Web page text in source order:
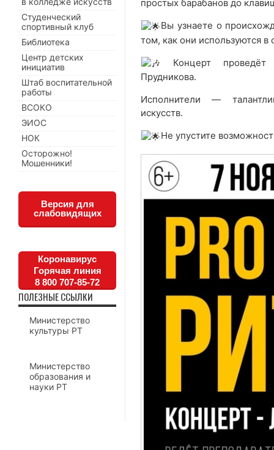
простых барабанов до
Вы узнаете о
том, как они используются
Концерт проведёт
Прудникова.
Исполнители —
искусств.
Не упустите
Студенческий
спортивный клуб
Библиотека
Центр детских
инициатив
Штаб воспитательной
работы
ВСОКО
ЭИОС
НОК
Осторожно!
Мошенники!
Версия для
слабовидящих
Коронавирус
Горячая линия
8 800 707-85-72
ПОЛЕЗНЫЕ ССЫЛКИ
Министерство
культуры РТ
Министерство
образования и
науки РТ